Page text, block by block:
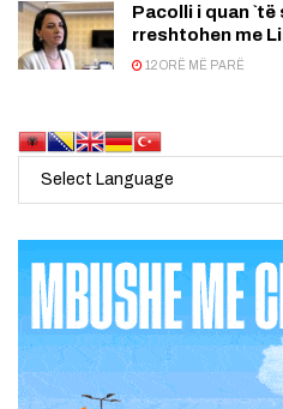
Pacolli i quan
rreshtohen me
12 ORË MË PARË